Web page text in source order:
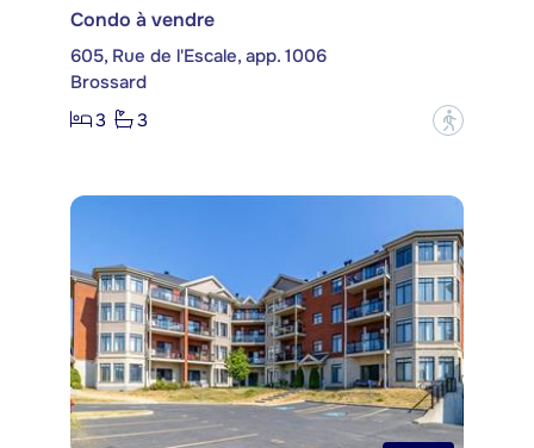
Condo à vendre
605, Rue de l'Escale, app. 1006
Brossard
3
3 ?